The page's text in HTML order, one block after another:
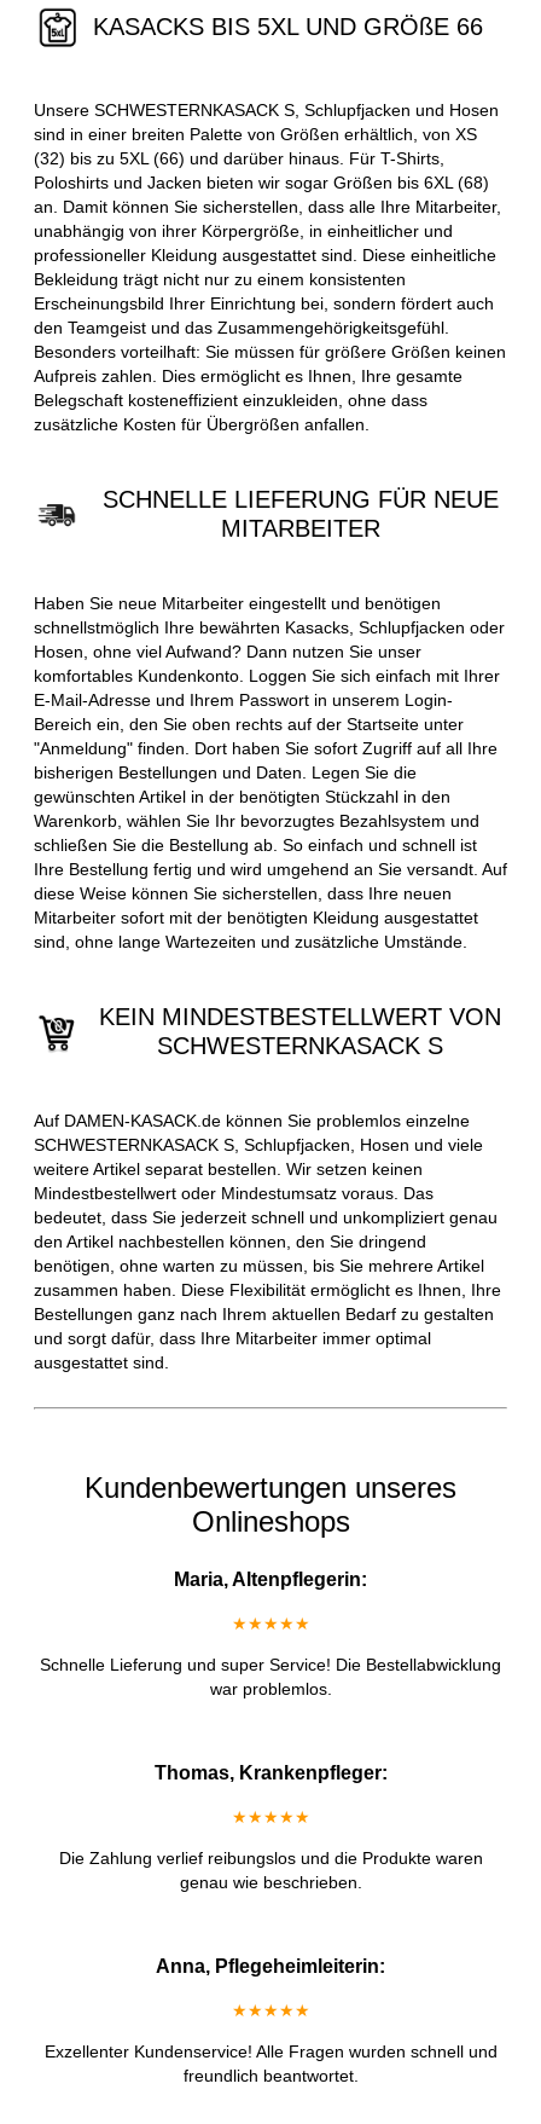
KASACKS BIS 5XL UND GRÖßE 66
Unsere SCHWESTERNKASACK S, Schlupfjacken und Hosen
sind in einer breiten Palette von Größen erhältlich, von XS
(32) bis zu 5XL (66) und darüber hinaus. Für T-Shirts,
Poloshirts und Jacken bieten wir sogar Größen bis 6XL (68)
an. Damit können Sie sicherstellen, dass alle Ihre Mitarbeiter,
unabhängig von ihrer Körpergröße, in einheitlicher und
professioneller Kleidung ausgestattet sind. Diese einheitliche
Bekleidung trägt nicht nur zu einem konsistenten
Erscheinungsbild Ihrer Einrichtung bei, sondern fördert auch
den Teamgeist und das Zusammengehörigkeitsgefühl.
Besonders vorteilhaft: Sie müssen für größere Größen keinen
Aufpreis zahlen. Dies ermöglicht es Ihnen, Ihre gesamte
Belegschaft kosteneffizient einzukleiden, ohne dass
zusätzliche Kosten für Übergrößen anfallen.
SCHNELLE LIEFERUNG FÜR NEUE
MITARBEITER
Haben Sie neue Mitarbeiter eingestellt und benötigen
schnellstmöglich Ihre bewährten Kasacks, Schlupfjacken oder
Hosen, ohne viel Aufwand? Dann nutzen Sie unser
komfortables Kundenkonto. Loggen Sie sich einfach mit Ihrer
E-Mail-Adresse und Ihrem Passwort in unserem Login-
Bereich ein, den Sie oben rechts auf der Startseite unter
"Anmeldung" finden. Dort haben Sie sofort Zugriff auf all Ihre
bisherigen Bestellungen und Daten. Legen Sie die
gewünschten Artikel in der benötigten Stückzahl in den
Warenkorb, wählen Sie Ihr bevorzugtes Bezahlsystem und
schließen Sie die Bestellung ab. So einfach und schnell ist
Ihre Bestellung fertig und wird umgehend an Sie versandt. Auf
diese Weise können Sie sicherstellen, dass Ihre neuen
Mitarbeiter sofort mit der benötigten Kleidung ausgestattet
sind, ohne lange Wartezeiten und zusätzliche Umstände.
KEIN MINDESTBESTELLWERT VON
SCHWESTERNKASACK S
Auf DAMEN-KASACK.de können Sie problemlos einzelne
SCHWESTERNKASACK S, Schlupfjacken, Hosen und viele
weitere Artikel separat bestellen. Wir setzen keinen
Mindestbestellwert oder Mindestumsatz voraus. Das
bedeutet, dass Sie jederzeit schnell und unkompliziert genau
den Artikel nachbestellen können, den Sie dringend
benötigen, ohne warten zu müssen, bis Sie mehrere Artikel
zusammen haben. Diese Flexibilität ermöglicht es Ihnen, Ihre
Bestellungen ganz nach Ihrem aktuellen Bedarf zu gestalten
und sorgt dafür, dass Ihre Mitarbeiter immer optimal
ausgestattet sind.
Kundenbewertungen unseres
Onlineshops
Maria, Altenpflegerin:
★★★★★
Schnelle Lieferung und super Service! Die Bestellabwicklung
war problemlos.
Thomas, Krankenpfleger:
★★★★★
Die Zahlung verlief reibungslos und die Produkte waren
genau wie beschrieben.
Anna, Pflegeheimleiterin:
★★★★★
Exzellenter Kundenservice! Alle Fragen wurden schnell und
freundlich beantwortet.